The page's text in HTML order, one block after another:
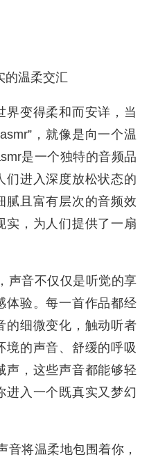
的温柔交汇
界变得柔和而安详，当
，就像是向一个温
是一个独特的音频品
们进入深度放松状态的
腻且富有层次的音频效
实，为人们提供了一扇
声音不仅仅是听觉的享
体验。每一首作品都经
的细微变化，触动听者
境的声音、舒缓的呼吸
声，这些声音都能够轻
进入一个既真实又梦幻
音将温柔地包围着你，